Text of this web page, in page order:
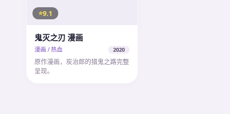
9.1
鬼灭之刃 漫画
漫画 / 热血 2020
原作漫画，炭治郎的猎鬼之路完整
呈现。